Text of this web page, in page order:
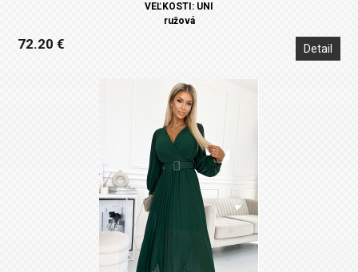
VEĽKOSTI: UNI
ružová
72.20 € Detail